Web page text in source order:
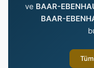
ve BAAR-
BAAR-